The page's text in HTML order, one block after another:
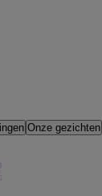
Onze gezichten